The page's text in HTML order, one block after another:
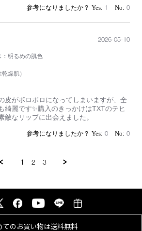
1 0
：明るめの肌色
燥肌）
皮がボロボロになってしまいますが、全
綺麗です✨購入のきっかけはTXTのテヒ
敵なリップに出会えました。
2026-05-10
0 0
1 2 3
てのお買い物は送料無料